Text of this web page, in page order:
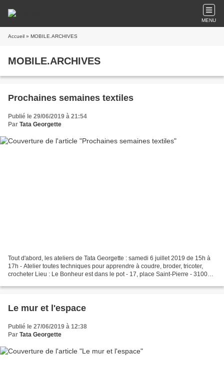
MENU
Accueil » MOBILE.ARCHIVES
MOBILE.ARCHIVES
Prochaines semaines textiles
Publié le 29/06/2019 à 21:54
Par Tata Georgette
Tout d'abord, les ateliers de Tata Georgette : samedi 6 juillet 2019 de 15h à
17h - Atelier toutes techniques pour apprendre à coudre, broder, tricoter,
crocheter Lieu : Le Bonheur est dans le pot - 17, place Saint-Pierre - 31000
Le mur et l'espace
Publié le 27/06/2019 à 12:38
Par Tata Georgette